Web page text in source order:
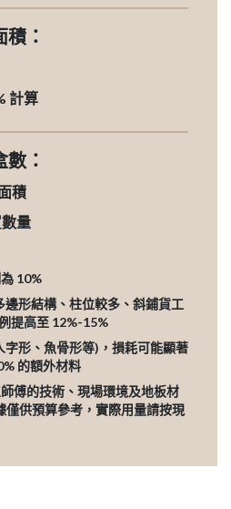
：
計算
：
積
量
10%
邊形結構、柱位較多、斜鋪貨工
提高至 12%-15%
字形、魚骨形等)，損耗可能顯著
的額外材料
傅的技術、現場環境及地板材
僅供預算參考，實際用量請按現